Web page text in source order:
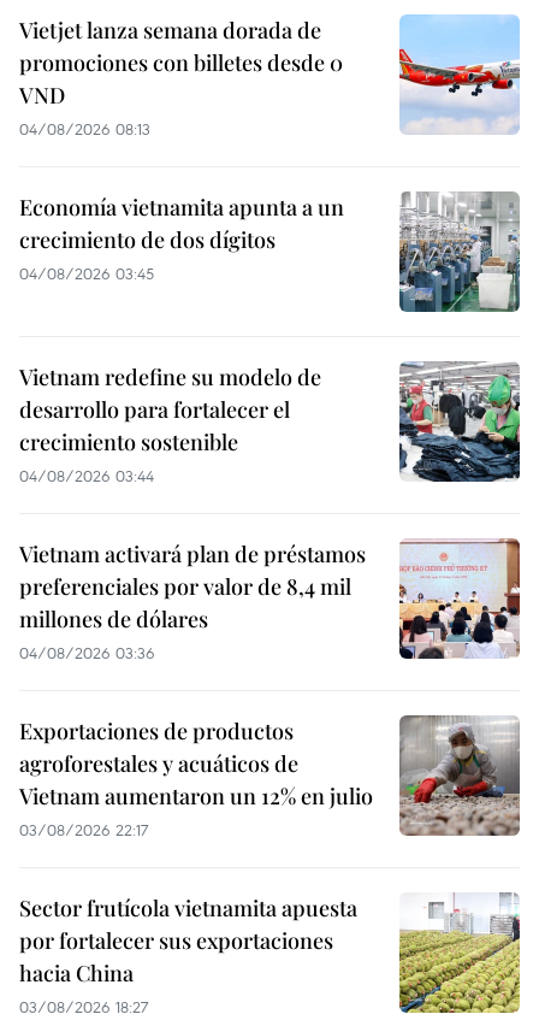
Vietjet lanza semana dorada de
promociones con billetes desde 0
VND
04/08/2026 08:13
Economía vietnamita apunta a un
crecimiento de dos dígitos
04/08/2026 03:45
Vietnam redefine su modelo de
desarrollo para fortalecer el
crecimiento sostenible
04/08/2026 03:44
Vietnam activará plan de préstamos
preferenciales por valor de 8,4 mil
millones de dólares
04/08/2026 03:36
Exportaciones de productos
agroforestales y acuáticos de
Vietnam aumentaron un 12% en julio
03/08/2026 22:17
Sector frutícola vietnamita apuesta
por fortalecer sus exportaciones
hacia China
03/08/2026 18:27